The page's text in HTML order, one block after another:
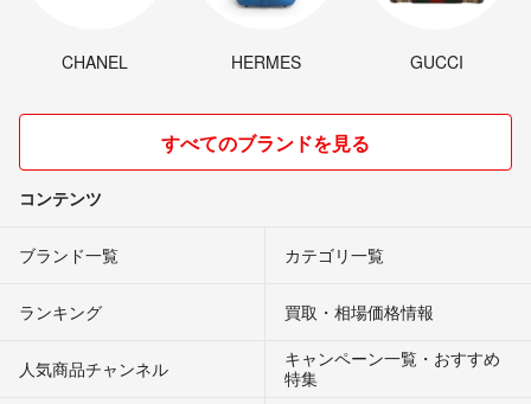
CHANEL HERMES GUCCI
すべてのブランドを見る
コンテンツ
ブランド一覧 カテゴリ一覧
ランキング 買取・相場価格情報
人気商品チャンネル
キャンペーン一覧・おすすめ
特集